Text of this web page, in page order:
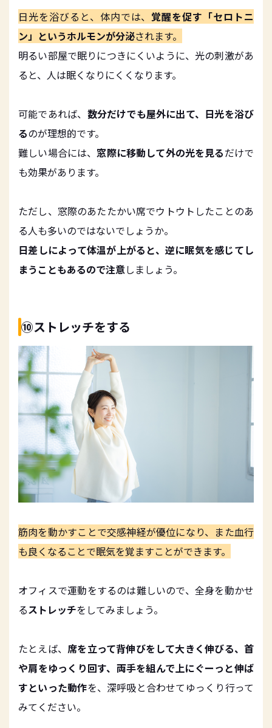
日光を浴びると、体内では、 覚醒を促す「セロトニ
ン」というホルモンが分泌されます。
明るい部屋で眠りにつきにくいように、光の刺激があ
ると、人は眠くなりにくくなります。
可能であれば、 数分だけでも屋外に出て、日光を浴び
るのが理想的です。
難しい場合には、 窓際に移動して外の光を見るだけで
も効果があります。
ただし、窓際のあたたかい席でウトウトしたことのあ
る人も多いのではないでしょうか。
日差しによって体温が上がると、逆に眠気を感じてし
まうこともあるので注意しましょう。
⑩ストレッチをする
筋肉を動かすことで交感神経が優位になり、また血行
も良くなることで眠気を覚ますことができます。
オフィスで運動をするのは難しいので、全身を動かせ
るストレッチをしてみましょう。
たとえば、 席を立って背伸びをして大きく伸びる、首
や肩をゆっくり回す、両手を組んで上にぐーっと伸ば
すといった動作を、深呼吸と合わせてゆっくり行って
みてください。